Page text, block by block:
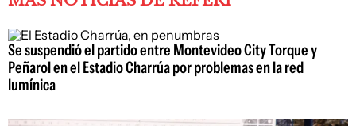
Se suspendió el partido entre Montevideo City Torque y
Peñarol en el Estadio Charrúa por problemas en la red
lumínica